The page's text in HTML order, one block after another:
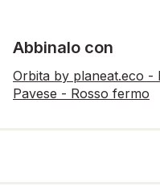
Abbinalo con
Orbita by planeat.eco
Pavese - Rosso fermo